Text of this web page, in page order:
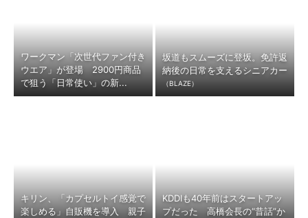
ワークマン「次世代ファン付き
ウエア」が登場 2900円商品
で狙う「日常使い」の新...
坂道もスムーズに登坂。免許返
納後の日常を支えるシニアカー
（BLAZE）
キリン、「カプセルトイ感覚で
楽しめる」自販機を導入 親子
KDDIも40年前はスタートアッ
プだった 高橋会長の“昔話”か